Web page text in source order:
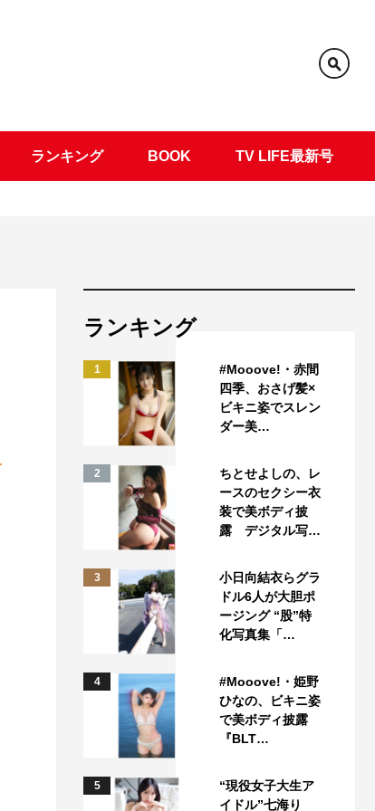
ランキング BOOK TV LIFE最新号
ランキング
1
#Mooove!・赤間
四季、おさげ髪×
ビキニ姿でスレン
ダー美…
2
ちとせよしの、レ
ースのセクシー衣
装で美ボディ披
露 デジタル写…
3
小日向結衣らグラ
ドル6人が大胆ポ
ージング “股”特
化写真集「…
4
#Mooove!・姫野
ひなの、ビキニ姿
で美ボディ披露
『BLT…
5
“現役女子大生ア
イドル”七海り